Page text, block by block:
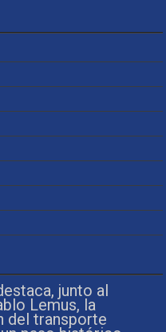
junto al
Lemus, la
del transporte